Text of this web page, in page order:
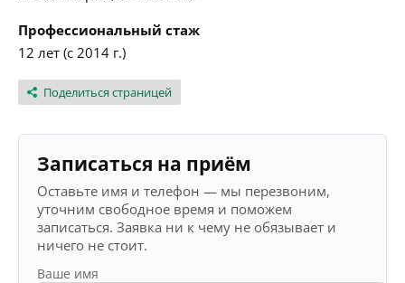
Профессиональный стаж
12 лет (с 2014 г.)
Поделиться страницей
Записаться на приём
Оставьте имя и телефон — мы перезвоним,
уточним свободное время и поможем
записаться. Заявка ни к чему не обязывает и
ничего не стоит.
Ваше имя